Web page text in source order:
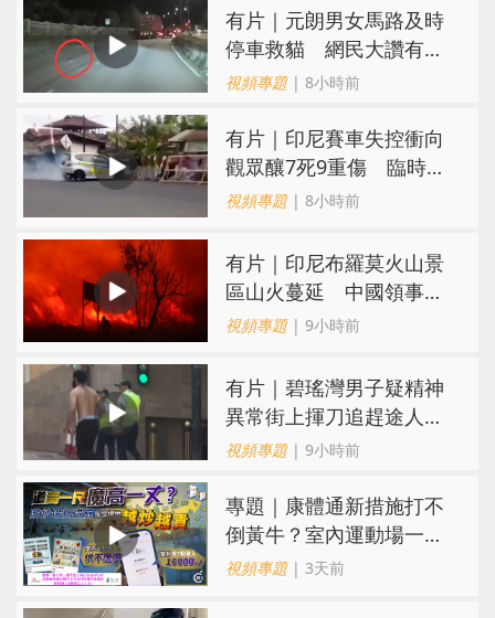
有片｜元朗男女馬路及時
停車救貓 網民大讚有型
有愛心
視頻專題| 8小時前
有片｜印尼賽車失控衝向
觀眾釀7死9重傷 臨時賽
道無防護隔離設施
視頻專題| 8小時前
有片｜印尼布羅莫火山景
區山火蔓延 中國領事館
提醒公民暫勿前往
視頻專題| 9小時前
有片｜碧瑤灣男子疑精神
異常街上揮刀追趕途人
一名保安倒地被刺傷
視頻專題| 9小時前
專題｜康體通新措施打不
倒黃牛？室內運動場一場
難求越炒越貴
視頻專題| 3天前